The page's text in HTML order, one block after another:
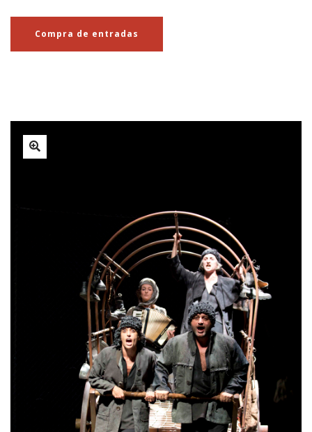
Compra de entradas